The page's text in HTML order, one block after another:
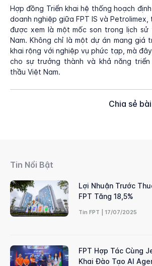
Hợp đồng Triển khai hệ thống hoạch
doanh nghiệp giữa FPT IS và Petrolimex,
được xem là một mốc son trong lịch sử
Nam. Không chỉ là một dự án mang giá
khai rộng với nghiệp vụ phức tạp, mà
cho sự trưởng thành và khả năng triển
thầu Việt Nam.
Chia sẻ
Tin Nổi Bật
Lợi Nhuận Trước
FPT Tăng 18,5%
Tin FPT | 17/07/2025
FPT Hợp Tác Cùng
Khai Đào Tạo AI